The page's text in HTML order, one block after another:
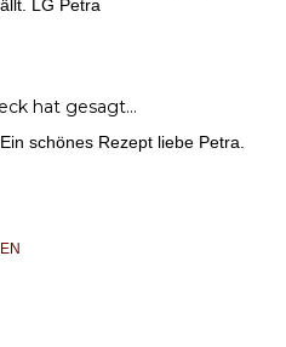
LG Petra
hat gesagt…
schönes Rezept liebe Petra.